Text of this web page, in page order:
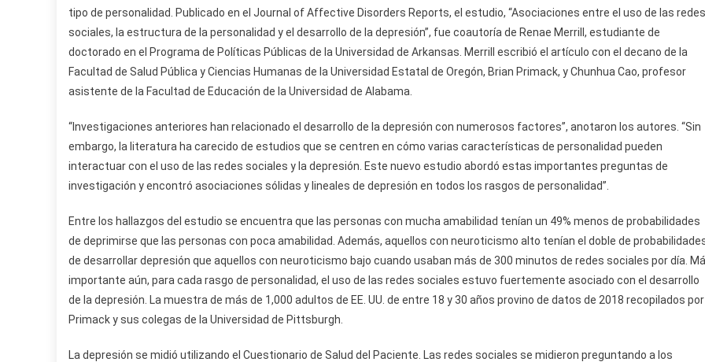
tipo de personalidad. Publicado en el Journal of Affective Disorders Reports, el estudio, “Asociaciones entre el uso de las redes
sociales, la estructura de la personalidad y el desarrollo de la depresión”, fue coautoría de Renae Merrill, estudiante de
doctorado en el Programa de Políticas Públicas de la Universidad de Arkansas. Merrill escribió el artículo con el decano de la
Facultad de Salud Pública y Ciencias Humanas de la Universidad Estatal de Oregón, Brian Primack, y Chunhua Cao, profesor
asistente de la Facultad de Educación de la Universidad de Alabama.
“Investigaciones anteriores han relacionado el desarrollo de la depresión con numerosos factores”, anotaron los autores. “Sin
embargo, la literatura ha carecido de estudios que se centren en cómo varias características de personalidad pueden
interactuar con el uso de las redes sociales y la depresión. Este nuevo estudio abordó estas importantes preguntas de
investigación y encontró asociaciones sólidas y lineales de depresión en todos los rasgos de personalidad”.
Entre los hallazgos del estudio se encuentra que las personas con mucha amabilidad tenían un 49% menos de probabilidades
de deprimirse que las personas con poca amabilidad. Además, aquellos con neuroticismo alto tenían el doble de
de desarrollar depresión que aquellos con neuroticismo bajo cuando usaban más de 300 minutos de redes sociales por día.
importante aún, para cada rasgo de personalidad, el uso de las redes sociales estuvo fuertemente asociado con el desarrollo
de la depresión. La muestra de más de 1,000 adultos de EE. UU. de entre 18 y 30 años provino de datos de 2018 recopilados por
Primack y sus colegas de la Universidad de Pittsburgh.
La depresión se midió utilizando el Cuestionario de Salud del Paciente. Las redes sociales se midieron preguntando a los